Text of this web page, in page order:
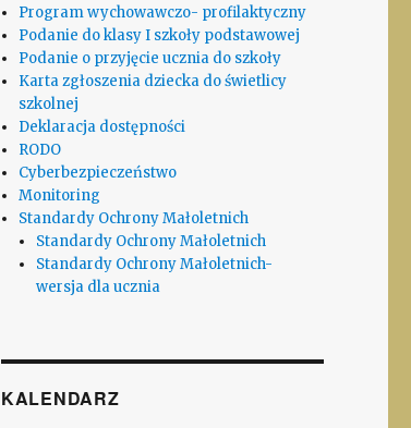
Program wychowawczo- profilaktyczny
Podanie do klasy I szkoły podstawowej
Podanie o przyjęcie ucznia do szkoły
Karta zgłoszenia dziecka do świetlicy
szkolnej
Deklaracja dostępności
RODO
Cyberbezpieczeństwo
Monitoring
Standardy Ochrony Małoletnich
Standardy Ochrony Małoletnich
Standardy Ochrony Małoletnich-
wersja dla ucznia
KALENDARZ